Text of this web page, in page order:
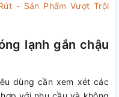
- Sản Phẩm Vượt Trội
lạnh gắn chậu
dùng cần xem xét các